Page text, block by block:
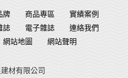
牌 商品專區
實績案例
誌 電子雜誌
連絡我們
網站地圖 網站聲明
材有限公司